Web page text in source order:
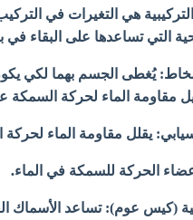
هي التغيرات في
التي تساعدها على البقاء في
يُغطى الجسم بهما لكي
مقاومة الماء لحركة السمكة
يقلل مقاومة الماء
الحركة للسمكة في الماء.
(كيس عوم):تساعد الأسماك